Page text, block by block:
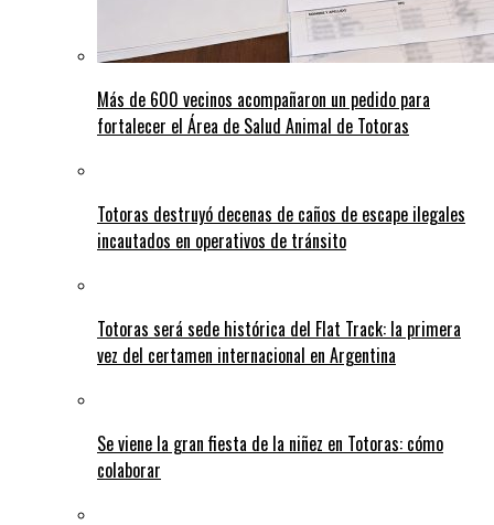
Más de 600 vecinos acompañaron un pedido para
fortalecer el Área de Salud Animal de Totoras
Totoras destruyó decenas de caños de escape ilegales
incautados en operativos de tránsito
Totoras será sede histórica del Flat Track: la primera
vez del certamen internacional en Argentina
Se viene la gran fiesta de la niñez en Totoras: cómo
colaborar